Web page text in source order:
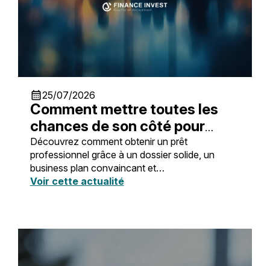
calendar_month25/07/2026
Comment mettre toutes les
chances de son côté pour
obtenir un prêt professionnel ?
Découvrez comment obtenir un prêt
professionnel grâce à un dossier solide, un
business plan convaincant et
l’accompagnement d’un courtier spécialisé.
Voir cette actualité